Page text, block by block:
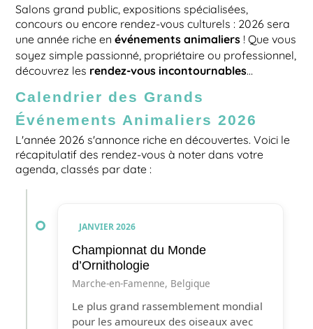
Salons grand public, expositions spécialisées,
concours ou encore rendez-vous culturels : 2026 sera
une année riche enévénements animaliers ! Que vous
soyez simple passionné, propriétaire ou professionnel,
découvrez les rendez-vous incontournables
Calendrier des Grands
Événements Animaliers 2026
L'année 2026 s'annonce riche en découvertes. Voici le
récapitulatif des rendez-vous à noter dans votre
agenda, classés par date :
JANVIER 2026
Championnat du Monde
d’Ornithologie
Marche-en-Famenne, Belgique
Le plus grand rassemblement mondial
pour les amoureux des oiseaux avec